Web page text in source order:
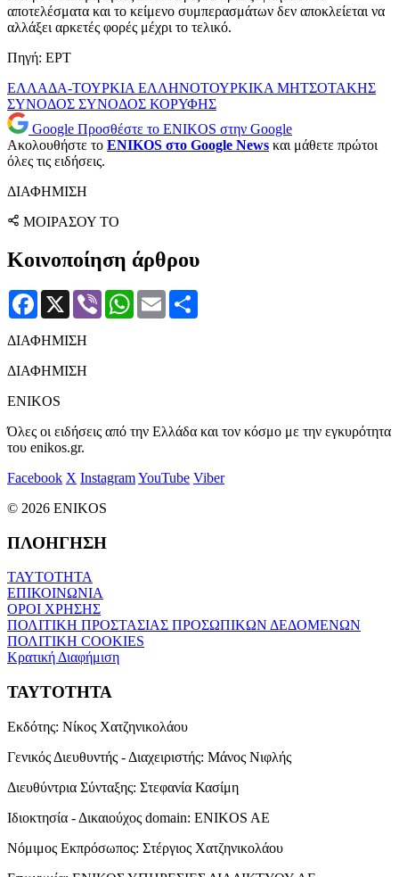
αποτελέσματα και το κείμενο συμπερασμάτων δεν αποκλείεται να
αλλάξει αρκετές φορές μέχρι το τελικό.
Πηγή: ΕΡΤ
ΕΛΛΑΔΑ-ΤΟΥΡΚΙΑ ΕΛΛΗΝΟΤΟΥΡΚΙΚΑ ΜΗΤΣΟΤΑΚΗΣ
ΣΥΝΟΔΟΣ ΣΥΝΟΔΟΣ ΚΟΡΥΦΗΣ
Google Προσθέστε το ENIKOS στην Google
Ακολουθήστε το ENIKOS στο Google News και μάθετε πρώτοι
όλες τις ειδήσεις.
ΔΙΑΦΗΜΙΣΗ
ΜΟΙΡΑΣΟΥ ΤΟ
Κοινοποίηση άρθρου
Facebook
X Viber WhatsApp
Email
ΔΙΑΦΗΜΙΣΗ
ΔΙΑΦΗΜΙΣΗ
ENIKOS
Όλες οι ειδήσεις από την Ελλάδα και τον κόσμο με την εγκυρότητα
του enikos.gr.
Facebook X InstagramYouTube Viber
© 2026 ENIKOS
ΠΛΟΗΓΗΣΗ
ΤΑΥΤΟΤΗΤΑ
ΕΠΙΚΟΙΝΩΝΙΑ
ΟΡΟΙ ΧΡΗΣΗΣ
ΠΟΛΙΤΙΚΗ ΠΡΟΣΤΑΣΙΑΣ ΠΡΟΣΩΠΙΚΩΝ ΔΕΔΟΜΕΝΩΝ
ΠΟΛΙΤΙΚΗ COOKIES
Κρατική Διαφήμιση
ΤΑΥΤΟΤΗΤΑ
Εκδότης: Νίκος Χατζηνικολάου
Γενικός Διευθυντής - Διαχειριστής: Μάνος Νιφλής
Διευθύντρια Σύνταξης: Στεφανία Κασίμη
Ιδιοκτησία - Δικαιούχος domain: ENIKOS AE
Νόμιμος Εκπρόσωπος: Στέργιος Χατζηνικολάου